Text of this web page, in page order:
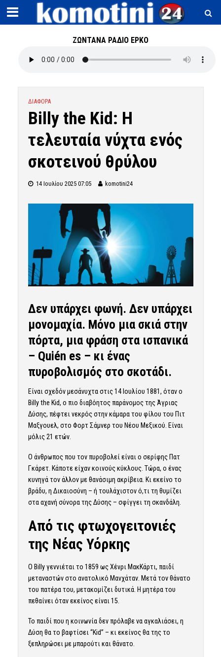
ΖΩΝΤΑΝΑ ΡΑΔΙΟ ΕΡΚΟ
ΔΙΑΦΟΡΑ
Billy the Kid: Η
τελευταία νύχτα ενός
σκοτεινού θρύλου
14 Ιουλίου 2025 07:05 komotini24
Δεν υπάρχει φωνή. Δεν υπάρχει
μονομαχία. Μόνο μια σκιά στην
πόρτα, μια φράση στα ισπανικά
– Quién es – κι ένας
πυροβολισμός στο σκοτάδι.
Είναι σχεδόν μεσάνυχτα στις 14 Ιουλίου 1881, όταν ο
Billy the Kid, ο πιο διαβόητος παράνομος της Άγριας
Δύσης, πέφτει νεκρός στην κάμαρα του φίλου του Πιτ
Μαξγουελ, στο Φορτ Σάμνερ του Νέου Μεξικού. Είναι
μόλις 21 ετών.
Ο άνθρωπος που τον πυροβολεί είναι ο σερίφης Πατ
Γκάρετ. Κάποτε είχαν κοινούς κύκλους. Τώρα, ο ένας
κυνηγά τον άλλον με θανάσιμη ακρίβεια. Κι εκείνο το
βράδυ, η Δικαιοσύνη – ή τουλάχιστον ό,τι τη θυμίζει
στα αχανή σύνορα της Δύσης – σφίγγει τη σκανδάλη.
Από τις φτωχογειτονιές
της Νέας Υόρκης
Ο Billy γεννιέται το 1859 ως Χένρι ΜακΚάρτι, παιδί
μεταναστών στο ανατολικό Μανχάταν. Μετά τον θάνατο
του πατέρα του, μετακομίζει δυτικά. Η μητέρα του
πεθαίνει όταν εκείνος είναι 15.
Το παιδί που η κοινωνία δεν πρόλαβε να αγκαλιάσει, η
Δύση θα το βαφτίσει “Kid” – κι εκείνος θα της το
ξεπληρώσει με μπαρούτι και θάνατο.